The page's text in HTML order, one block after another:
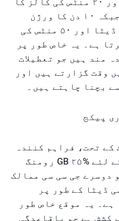
وقت فراہم کرتا ہے، جبکہ ۱۰ دن کا ورژن
%۲۰۰ درہم میں ۱۵ GB ڈیٹا اور ۵۰ منٹس کی
ہے۔ یہ خاص طور پر
مند ہیں جو تعطیلات
وقت گزارتے ہیں اور
بچنا چاہتے ہیں۔
پیکج
کے تحت، فراہم کنندہ
%۱۰۰ درہم میں ۷ دن کے لئے %۲۵ GB رومنگ
دوسرے جی سی سی ممالک
ڈیٹا کے طور پر
ہے۔ یہ موقع خاص طور
ہے جو باقاعدگی